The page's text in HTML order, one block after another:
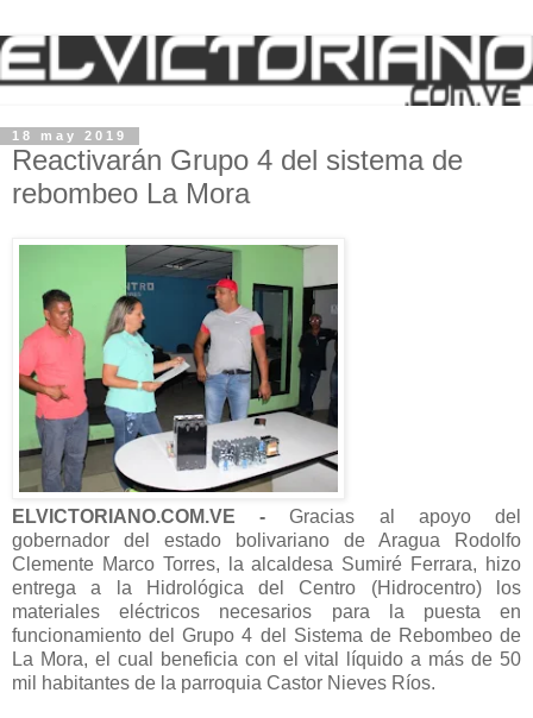
18 may 2019
Reactivarán Grupo 4 del sistema de
rebombeo La Mora
ELVICTORIANO.COM.VE -Gracias al apoyo del
gobernador del estado bolivariano de Aragua Rodolfo
Clemente Marco Torres, la alcaldesa Sumiré Ferrara, hizo
entrega a la Hidrológica del Centro (Hidrocentro) los
materiales eléctricos necesarios para la puesta en
funcionamiento del Grupo 4 del Sistema de Rebombeo de
La Mora, el cual beneficia con el vital líquido a más de 50
mil habitantes de la parroquia Castor Nieves Ríos.